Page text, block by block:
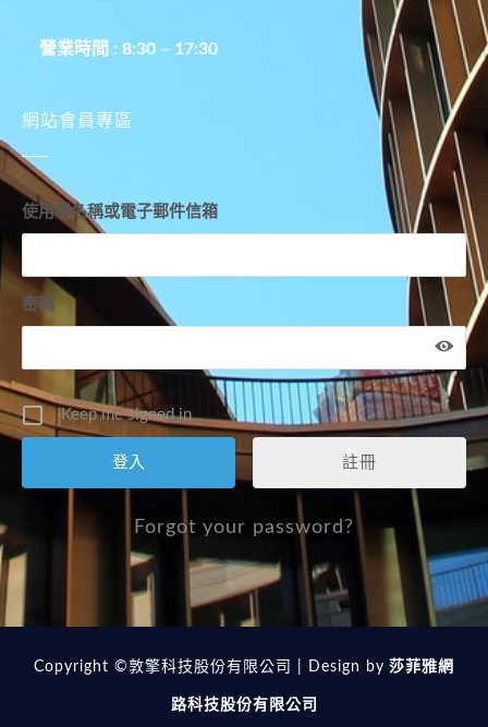
營業時間 : 8:30 – 17:30
網站會員專區
使用者名稱或電子郵件信箱
密碼
Keep me signed in
註冊
Forgot your password?
Copyright ©敦擎科技股份有限公司 | Design by 莎菲雅網
路科技股份有限公司